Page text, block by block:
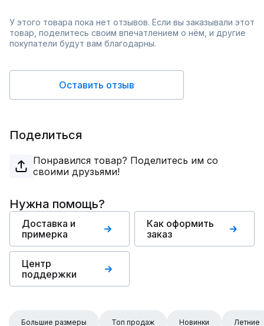
У этого товара пока нет отзывов. Если вы заказывали этот
товар, поделитесь своим впечатлением о нём, и другие
покупатели будут вам благодарны.
Оставить отзыв
Поделиться
Понравился товар? Поделитесь им со
своими друзьями!
Нужна помощь?
Доставка и
примерка
Как оформить
заказ
Центр
поддержки
Большие размеры Топ продаж Новинки Летние